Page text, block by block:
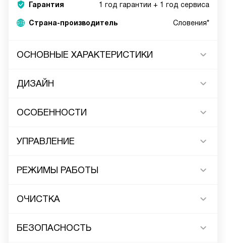
Гарантия 1 год гарантии + 1 год сервиса
Страна-производитель Словения*
ОСНОВНЫЕ ХАРАКТЕРИСТИКИ
ДИЗАЙН
ОСОБЕННОСТИ
УПРАВЛЕНИЕ
РЕЖИМЫ РАБОТЫ
ОЧИСТКА
БЕЗОПАСНОСТЬ